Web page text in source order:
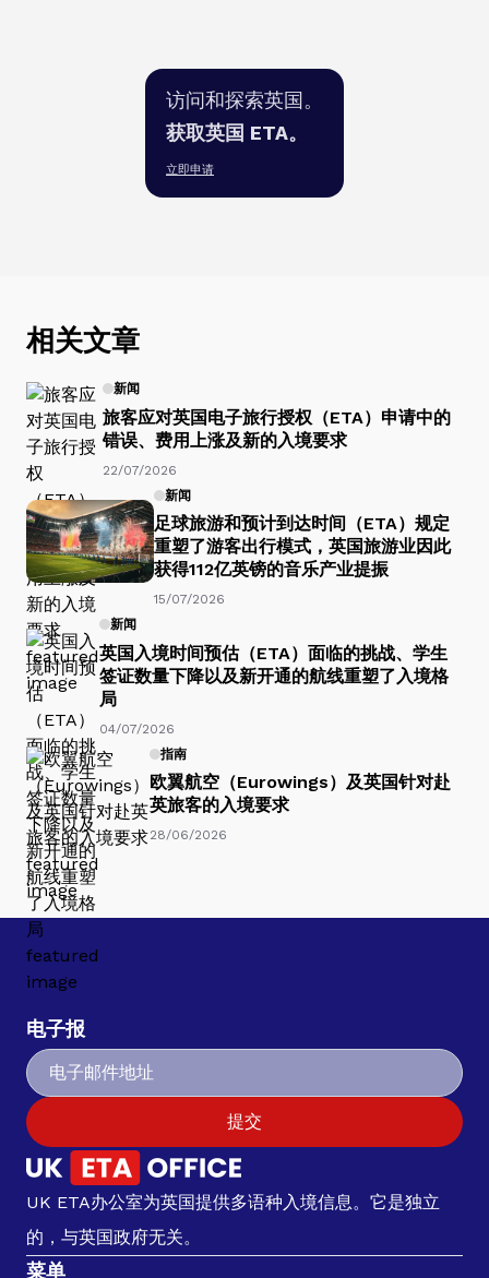
访问和探索英国。
获取英国 ETA。
立即申请
相关文章
新闻
旅客应对英国电子旅行授权（ETA）申请中的
错误、费用上涨及新的入境要求
22/07/2026
新闻
足球旅游和预计到达时间（ETA）规定
重塑了游客出行模式，英国旅游业因此
获得112亿英镑的音乐产业提振
15/07/2026
新闻
英国入境时间预估（ETA）面临的挑战、学生
签证数量下降以及新开通的航线重塑了入境格
局
04/07/2026
指南
欧翼航空（Eurowings）及英国针对赴
英旅客的入境要求
28/06/2026
电子报
提交
UK ETA办公室为英国提供多语种入境信息。它是独立
的，与英国政府无关。
菜单